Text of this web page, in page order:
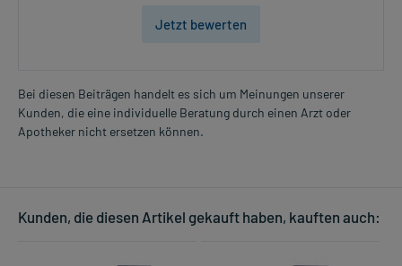
Jetzt bewerten
Bei diesen Beiträgen handelt es sich um Meinungen unserer
Kunden, die eine individuelle Beratung durch einen Arzt oder
Apotheker nicht ersetzen können.
Kunden, die diesen Artikel gekauft haben, kauften auch: